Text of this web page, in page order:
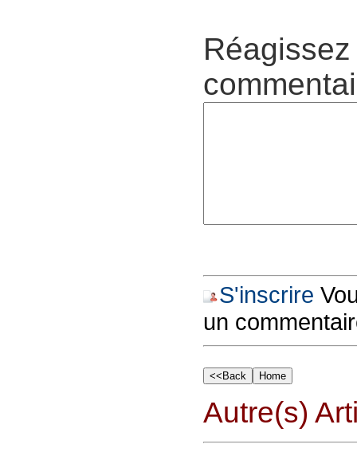
S'inscrire
un
Autre(s)